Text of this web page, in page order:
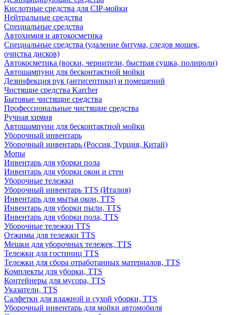
Кислотные средства для CIP-мойки
Нейтральные средства
Специальные средства
Автохимия и автокосметика
Специальные средства (удаление битума, следов мошек,
очистка дисков)
Автокосметика (воски, чернители, быстрая сушка, полироли)
Автошампуни для бесконтактной мойки
Дезинфекция рук (антисептики) и помещений
Чистящие средства Karcher
Бытовые чистящие средства
Профессиональные чистящие средства
Ручная химия
Автошампуни для бесконтактной мойки
Уборочный инвентарь
Уборочный инвентарь (Россия, Турция, Китай)
Мопы
Инвентарь для уборки пола
Инвентарь для уборки окон и стен
Уборочные тележки
Уборочный инвентарь TTS (Италия)
Инвентарь для мытья окон, TTS
Инвентарь для уборки пыли, TTS
Инвентарь для уборки пола, TTS
Уборочные тележки TTS
Отжимы для тележки TTS
Мешки для уборочных тележек, TTS
Тележки для гостиниц TTS
Тележки для сбора отработанных материалов, TTS
Комплекты для уборки, TTS
Контейнеры для мусора, TTS
Указатели, TTS
Салфетки для влажной и сухой уборки, TTS
Уборочный инвентарь для мойки автомобиля